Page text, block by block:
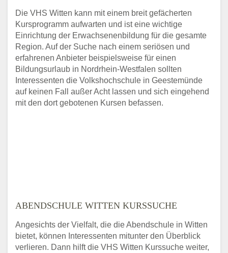
Die VHS Witten kann mit einem breit gefächerten
Kursprogramm aufwarten und ist eine wichtige
Einrichtung der Erwachsenenbildung für die gesamte
Region. Auf der Suche nach einem seriösen und
erfahrenen Anbieter beispielsweise für einen
Bildungsurlaub in Nordrhein-Westfalen sollten
Interessenten die Volkshochschule in Geestemünde
auf keinen Fall außer Acht lassen und sich eingehend
mit den dort gebotenen Kursen befassen.
ABENDSCHULE WITTEN KURSSUCHE
Angesichts der Vielfalt, die die Abendschule in Witten
bietet, können Interessenten mitunter den Überblick
verlieren. Dann hilft die VHS Witten Kurssuche weiter,